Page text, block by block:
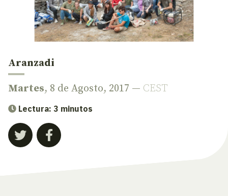
Aranzadi
Martes, 8 de Agosto, 2017 — CEST
Lectura: 3 minutos